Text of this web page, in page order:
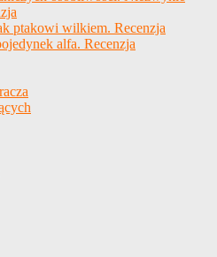
ptakowi wilkiem. Recenzja
alfa. Recenzja